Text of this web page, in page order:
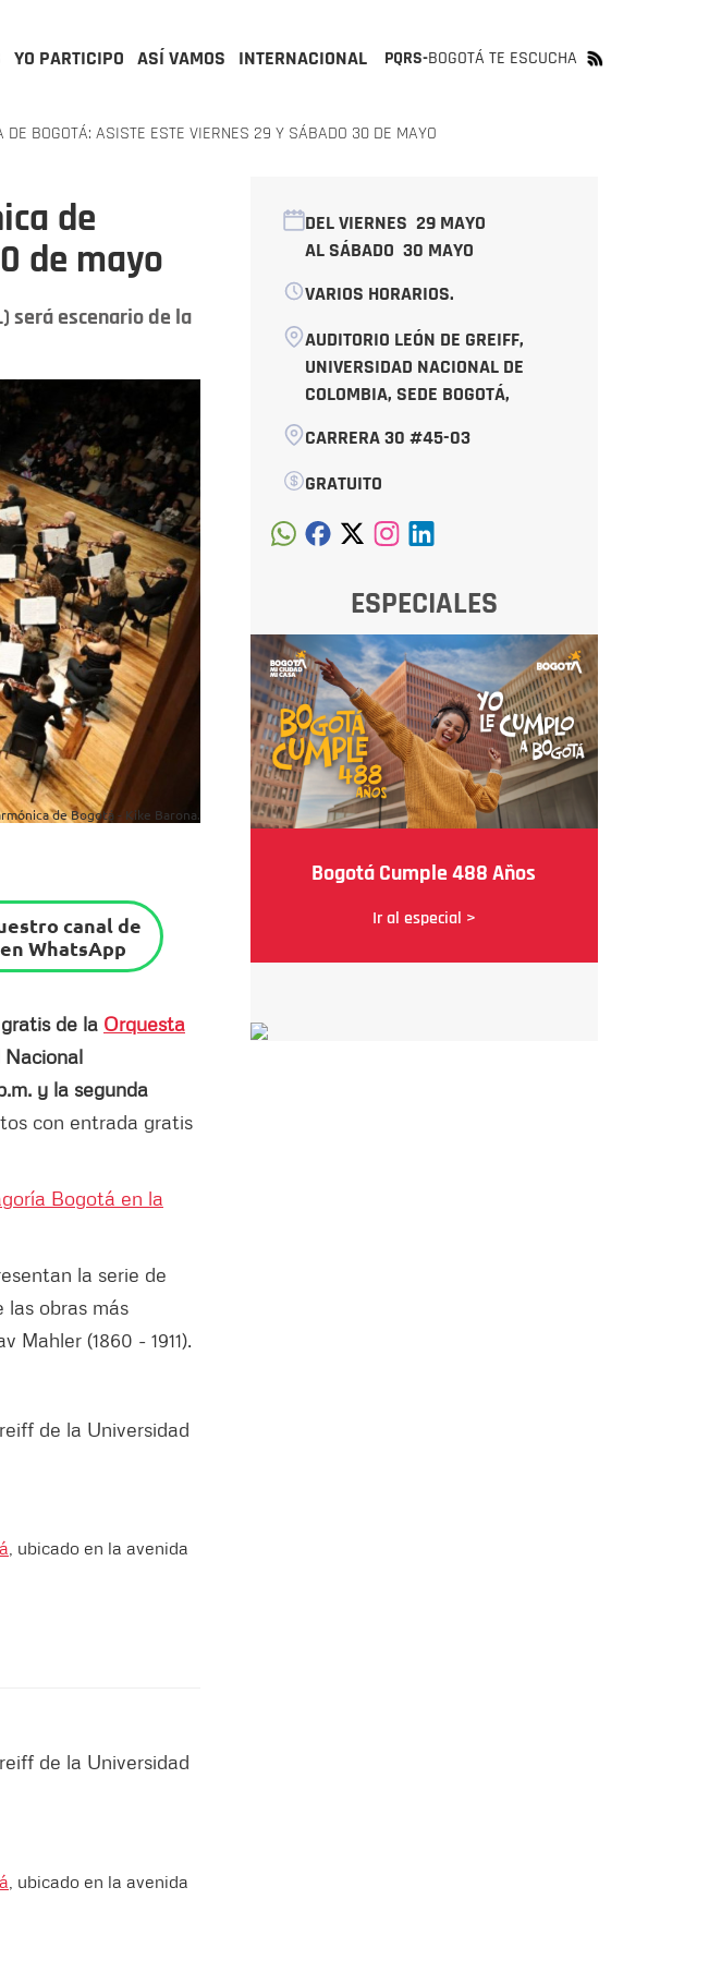
YO PARTICIPO ASÍ VAMOS INTERNACIONAL PQRS-BOGOTÁ TE ESCUCHA
BOGOTÁ: ASISTE ESTE VIERNES 29 Y SÁBADO 30 DE MAYO
de
de mayo
será escenario de la
de Bogotá - Kike Barona.
canal de
WhatsApp
de la Orquesta
Nacional
y la segunda
con entrada gratis
Bogotá en la
la serie de
las obras más
(1860 - 1911).
de la Universidad
, ubicado en la avenida
de la Universidad
, ubicado en la avenida
DEL VIERNES 29 MAYO
AL SÁBADO 30 MAYO
VARIOS HORARIOS.
AUDITORIO LEÓN DE GREIFF,
UNIVERSIDAD NACIONAL DE
COLOMBIA, SEDE BOGOTÁ,
CARRERA 30 #45-03
GRATUITO
ESPECIALES
Bogotá Cumple 488 Años
Ir al especial >